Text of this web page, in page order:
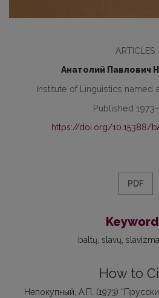
ARTICLES
Анатолий Павлович
Institute of Linguistics named
Published 1973-
https://doi.org/10.15388/
PDF
baltų slavų
How to
Непокупный, А.П. (1973)